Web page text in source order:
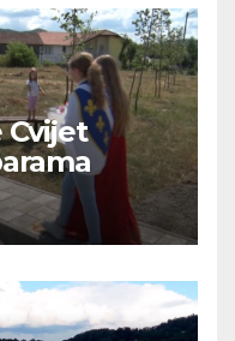
Cvijet